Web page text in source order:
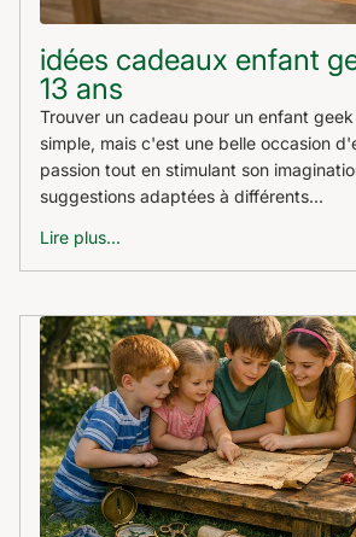
idées cadeaux enfant
13 ans
Trouver un cadeau pour un enfant
simple, mais c'est une belle occasion
passion tout en stimulant son
suggestions adaptées à différents...
Lire plus...